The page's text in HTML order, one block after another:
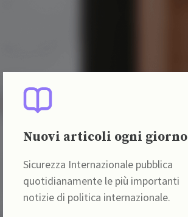
Nuovi articoli ogni giorno
Sicurezza Internazionale pubblica
quotidianamente le più importanti
notizie di politica internazionale.